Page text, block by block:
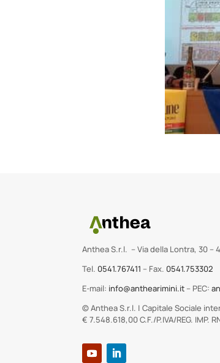
Anthea S.r.l. – Via della Lontra, 30 –
Tel. 0541.767411 – Fax. 0541.753302
E-mail: info@anthearimini.it – PEC:
© Anthea S.r.l. | Capitale Sociale
€ 7.548.618,00 C.F./P.IVA/REG. IMP.